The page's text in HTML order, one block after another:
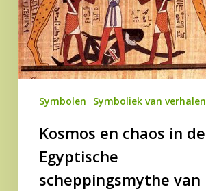
Egyptische
scheppingsmythe
van
On
Symbolen Symboliek van verhalen
Kosmos en chaos in de
Egyptische
scheppingsmythe van